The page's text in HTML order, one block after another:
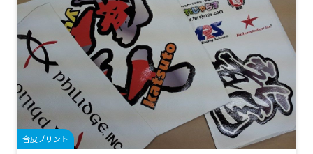
合皮プリント